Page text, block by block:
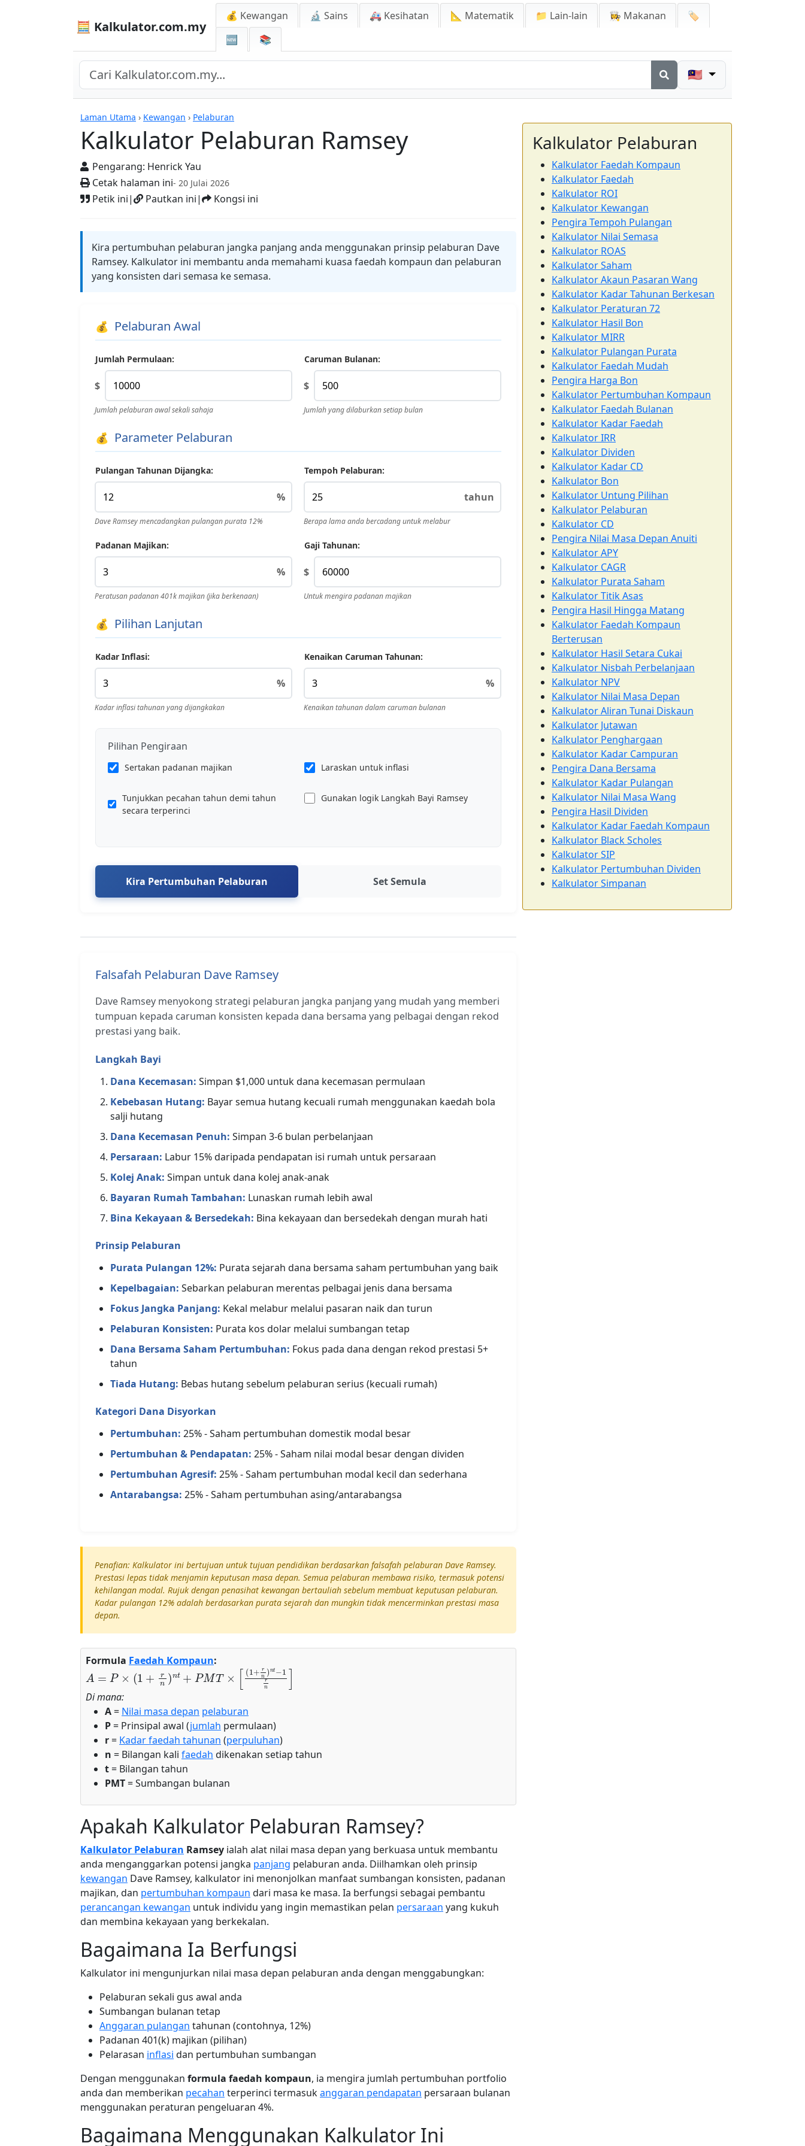
🧮 Kalkulator.com.my
💰 Kewangan 🔬 Sains 🚑 Kesihatan 📐 Matematik 📁 Lain-lain 👩‍🍳 Makanan
🏷️
🆕
📚
🇲🇾
Laman Utama › Kewangan › Pelaburan
Kalkulator Pelaburan Ramsey
Pengarang: Henrick Yau
Cetak halaman ini- 20 Julai 2026
Petik ini| Pautkan ini| Kongsi ini
Kalkulator
Kira pertumbuhan pelaburan jangka panjang anda menggunakan prinsip pelaburan Dave
Ramsey. Kalkulator ini membantu anda memahami kuasa faedah kompaun dan pelaburan
yang konsisten dari semasa ke semasa.
Pelaburan Awal
Jumlah Permulaan:
$
Jumlah pelaburan awal sekali sahaja
Caruman Bulanan:
$
Jumlah yang dilaburkan setiap bulan
Parameter Pelaburan
Pulangan Tahunan Dijangka:
%
Dave Ramsey mencadangkan pulangan purata 12%
Tempoh Pelaburan:
tahun
Berapa lama anda bercadang untuk melabur
Padanan Majikan:
%
Peratusan padanan 401k majikan (jika berkenaan)
Gaji Tahunan:
$
Untuk mengira padanan majikan
Pilihan Lanjutan
Kadar Inflasi:
%
Kadar inflasi tahunan yang dijangkakan
Kenaikan Caruman Tahunan:
%
Kenaikan tahunan dalam caruman bulanan
Pilihan Pengiraan
Sertakan padanan majikan Laraskan untuk inflasi
Tunjukkan pecahan tahun demi tahun
secara terperinci
Gunakan logik Langkah Bayi Ramsey
Kira Pertumbuhan Pelaburan Set Semula
Falsafah Pelaburan Dave Ramsey
Dave Ramsey menyokong strategi pelaburan jangka panjang yang mudah yang memberi
tumpuan kepada caruman konsisten kepada dana bersama yang pelbagai dengan rekod
prestasi yang baik.
Langkah Bayi
Dana Kecemasan: Simpan $1,000 untuk dana kecemasan permulaan
Kebebasan Hutang: Bayar semua hutang kecuali rumah menggunakan kaedah bola
salji hutang
Dana Kecemasan Penuh: Simpan 3-6 bulan perbelanjaan
Persaraan: Labur 15% daripada pendapatan isi rumah untuk persaraan
Kolej Anak: Simpan untuk dana kolej anak-anak
Bayaran Rumah Tambahan: Lunaskan rumah lebih awal
Bina Kekayaan & Bersedekah: Bina kekayaan dan bersedekah dengan murah hati
Prinsip Pelaburan
Purata Pulangan 12%: Purata sejarah dana bersama saham pertumbuhan yang baik
Kepelbagaian: Sebarkan pelaburan merentas pelbagai jenis dana bersama
Fokus Jangka Panjang: Kekal melabur melalui pasaran naik dan turun
Pelaburan Konsisten: Purata kos dolar melalui sumbangan tetap
Dana Bersama Saham Pertumbuhan: Fokus pada dana dengan rekod prestasi 5+
tahun
Tiada Hutang: Bebas hutang sebelum pelaburan serius (kecuali rumah)
Kategori Dana Disyorkan
Pertumbuhan: 25% - Saham pertumbuhan domestik modal besar
Pertumbuhan & Pendapatan: 25% - Saham nilai modal besar dengan dividen
Pertumbuhan Agresif: 25% - Saham pertumbuhan modal kecil dan sederhana
Antarabangsa: 25% - Saham pertumbuhan asing/antarabangsa
Penafian: Kalkulator ini bertujuan untuk tujuan pendidikan berdasarkan falsafah pelaburan Dave Ramsey.
Prestasi lepas tidak menjamin keputusan masa depan. Semua pelaburan membawa risiko, termasuk potensi
kehilangan modal. Rujuk dengan penasihat kewangan bertauliah sebelum membuat keputusan pelaburan.
Kadar pulangan 12% adalah berdasarkan purata sejarah dan mungkin tidak mencerminkan prestasi masa
depan.
Formula Faedah Kompaun:
A=P×(1+rn)nt+PMT×[(1+r t−1rn]
Di mana:
A= Nilai masa depan pelaburan
P= Prinsipal awal (jumlah permulaan)
r= Kadar faedah tahunan (perpuluhan)
n = Bilangan kali faedah dikenakan setiap tahun
t= Bilangan tahun
PMT= Sumbangan bulanan
Apakah Kalkulator Pelaburan Ramsey?
Kalkulator Pelaburan Ramsey ialah alat nilai masa depan yang berkuasa untuk membantu
anda menganggarkan potensi jangka panjang pelaburan anda. Diilhamkan oleh prinsip
kewangan Dave Ramsey, kalkulator ini menonjolkan manfaat sumbangan konsisten, padanan
majikan, dan pertumbuhan kompaun dari masa ke masa. Ia berfungsi sebagai pembantu
perancangan kewangan untuk individu yang ingin memastikan pelan persaraan yang kukuh
dan membina kekayaan yang berkekalan.
Bagaimana Ia Berfungsi
Kalkulator ini mengunjurkan nilai masa depan pelaburan anda dengan menggabungkan:
Pelaburan sekali gus awal anda
Sumbangan bulanan tetap
Anggaran pulangan tahunan (contohnya, 12%)
Padanan 401(k) majikan (pilihan)
Pelarasan inflasi dan pertumbuhan sumbangan
Dengan menggunakan formula faedah kompaun, ia mengira jumlah pertumbuhan portfolio
anda dan memberikan pecahan terperinci termasukanggaran pendapatan persaraan bulanan
menggunakan peraturan pengeluaran 4%.
Bagaimana Menggunakan Kalkulator Ini
Kalkulator Pelaburan
Kalkulator Faedah Kompaun
Kalkulator Faedah
Kalkulator ROI
Kalkulator Kewangan
Pengira Tempoh Pulangan
Kalkulator Nilai Semasa
Kalkulator ROAS
Kalkulator Saham
Kalkulator Akaun Pasaran Wang
Kalkulator Kadar Tahunan Berkesan
Kalkulator Peraturan 72
Kalkulator Hasil Bon
Kalkulator MIRR
Kalkulator Pulangan Purata
Kalkulator Faedah Mudah
Pengira Harga Bon
Kalkulator Pertumbuhan Kompaun
Kalkulator Faedah Bulanan
Kalkulator Kadar Faedah
Kalkulator IRR
Kalkulator Dividen
Kalkulator Kadar CD
Kalkulator Bon
Kalkulator Untung Pilihan
Kalkulator Pelaburan
Kalkulator CD
Pengira Nilai Masa Depan Anuiti
Kalkulator APY
Kalkulator CAGR
Kalkulator Purata Saham
Kalkulator Titik Asas
Pengira Hasil Hingga Matang
Kalkulator Faedah Kompaun
Berterusan
Kalkulator Hasil Setara Cukai
Kalkulator Nisbah Perbelanjaan
Kalkulator NPV
Kalkulator Nilai Masa Depan
Kalkulator Aliran Tunai Diskaun
Kalkulator Jutawan
Kalkulator Penghargaan
Kalkulator Kadar Campuran
Pengira Dana Bersama
Kalkulator Kadar Pulangan
Kalkulator Nilai Masa Wang
Pengira Hasil Dividen
Kalkulator Kadar Faedah Kompaun
Kalkulator Black Scholes
Kalkulator SIP
Kalkulator Pertumbuhan Dividen
Kalkulator Simpanan